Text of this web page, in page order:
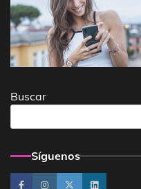
Buscar
Síguenos